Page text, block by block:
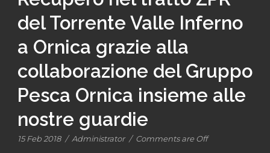
del Torrente Valle Inferno
a Ornica grazie alla
collaborazione del Gruppo
Pesca Ornica insieme alle
nostre guardie
15 Feb 2018 / Administrator / Comments are Off